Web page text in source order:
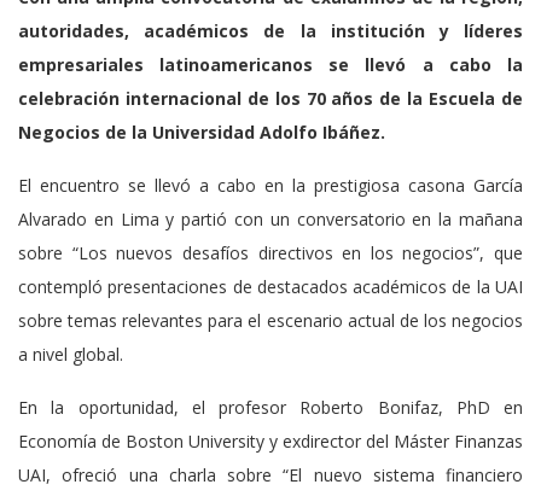
autoridades, académicos de la institución y líderes
empresariales latinoamericanos se llevó a cabo la
celebración internacional de los 70 años de la Escuela de
Negocios de la Universidad Adolfo Ibáñez.
El encuentro se llevó a cabo en la prestigiosa casona García
Alvarado en Lima y partió con un conversatorio en la mañana
sobre “Los nuevos desafíos directivos en los negocios”, que
contempló presentaciones de destacados académicos de la UAI
sobre temas relevantes para el escenario actual de los negocios
a nivel global.
En la oportunidad, el profesor Roberto Bonifaz, PhD en
Economía de Boston University y exdirector del Máster Finanzas
UAI, ofreció una charla sobre “El nuevo sistema financiero